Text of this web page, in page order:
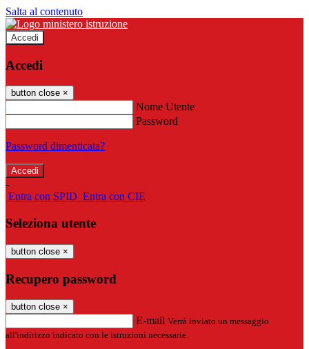
Salta al contenuto
Accedi
Accedi
button close ×
Nome Utente
Password
Password dimenticata?
-
Entra con SPID Entra con CIE
Seleziona utente
button close ×
Recupero password
button close ×
E-mail Verrà inviato un messaggio
all'indirizzo indicato con le istruzioni necessarie.